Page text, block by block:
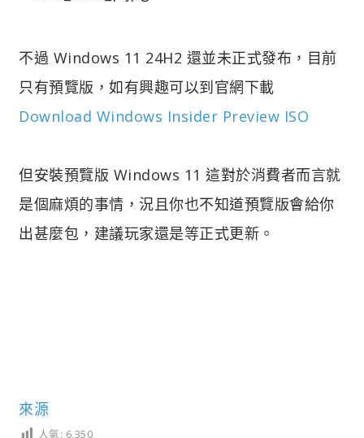
不過 Windows 11 24H2 還並未正式發布，目前
只有預覽版，如有興趣可以到官網下載
Download Windows Insider Preview ISO
但安裝預覽版 Windows 11 這對於消費者而言就
是個麻煩的事情，況且你也不知道預覽版會給你
出甚麼包，建議玩家還是等正式更新。
來源
人氣: 6,350